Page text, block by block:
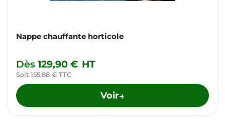
Nappe chauffante horticole
Dès 129,90 € HT
Soit 155,88 € TTC
Voir→